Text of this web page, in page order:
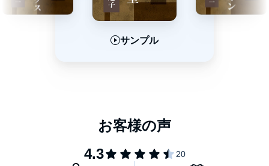
サンプル